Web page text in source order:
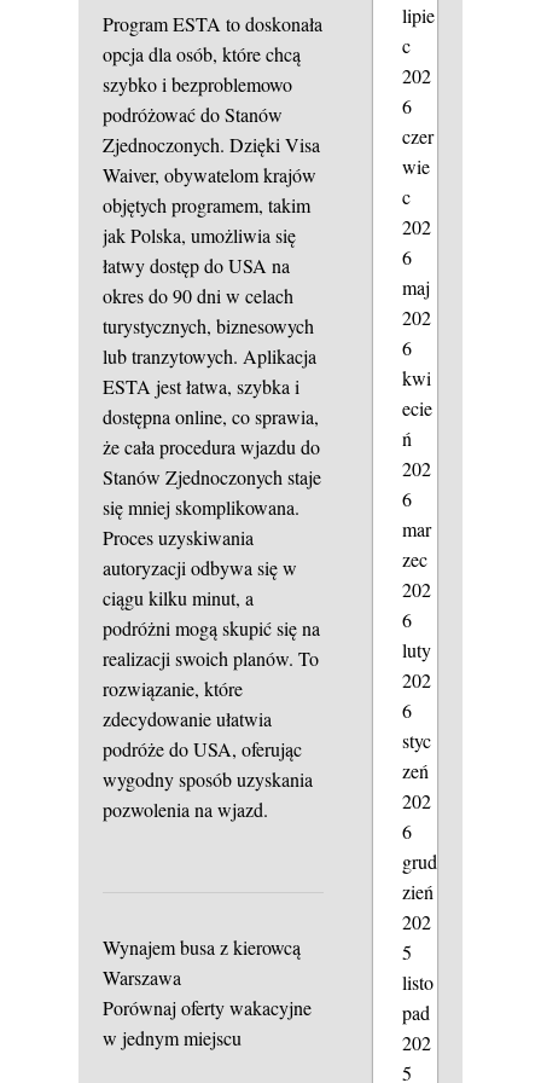
Program ESTA to doskonała
opcja dla osób, które chcą
szybko i bezproblemowo
podróżować do Stanów
Zjednoczonych. Dzięki Visa
Waiver, obywatelom krajów
objętych programem, takim
jak Polska, umożliwia się
łatwy dostęp do USA na
okres do 90 dni w celach
turystycznych, biznesowych
lub tranzytowych. Aplikacja
ESTA jest łatwa, szybka i
dostępna online, co sprawia,
że cała procedura wjazdu do
Stanów Zjednoczonych staje
się mniej skomplikowana.
Proces uzyskiwania
autoryzacji odbywa się w
ciągu kilku minut, a
podróżni mogą skupić się na
realizacji swoich planów. To
rozwiązanie, które
zdecydowanie ułatwia
podróże do USA, oferując
wygodny sposób uzyskania
pozwolenia na wjazd.
Wynajem busa z kierowcą
Warszawa
Porównaj oferty wakacyjne
w jednym miejscu
lipie
c
202
6
czer
wie
c
202
6
maj
202
6
kwi
ecie
ń
202
6
mar
zec
202
6
luty
202
6
styc
zeń
202
6
grud
zień
202
5
listo
pad
202
5